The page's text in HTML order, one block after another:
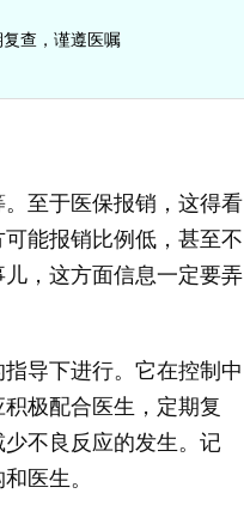
复查，谨遵医嘱
至于医保报销，这得看
能报销比例低，甚至不
，这方面信息一定要弄
导下进行。它在控制中
极配合医生，定期复
不良反应的发生。记
医生。